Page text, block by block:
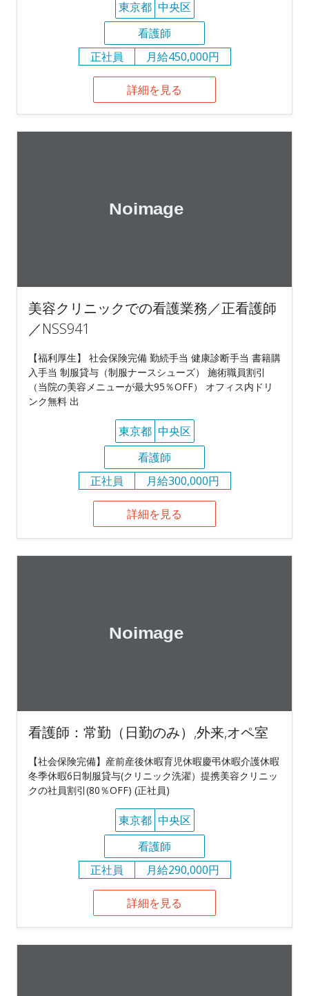
東京都 中央区
看護師
正社員
月給450,000円
詳細を見る
美容クリニックでの看護業務／正看護師
／NSS941
【福利厚生】 社会保険完備 勤続手当 健康診断手当 書籍購
入手当 制服貸与（制服ナースシューズ） 施術職員割引
（当院の美容メニューが最大95％OFF） オフィス内ドリ
ンク無料 出
東京都 中央区
看護師
正社員
月給300,000円
詳細を見る
看護師：常勤（日勤のみ）,外来,オペ室
【社会保険完備】産前産後休暇育児休暇慶弔休暇介護休暇
冬季休暇6日制服貸与(クリニック洗濯）提携美容クリニッ
クの社員割引(80％OFF) (正社員)
東京都 中央区
看護師
正社員
月給290,000円
詳細を見る